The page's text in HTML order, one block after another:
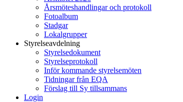
Årsmöteshandlingar och protokoll
Fotoalbum
Stadgar
Lokalgrupper
Styrelseavdelning
Styrelsedokument
Styrelseprotokoll
Inför kommande styrelsemöten
Tidningar från EQA
Förslag till Sy tillsammans
Login